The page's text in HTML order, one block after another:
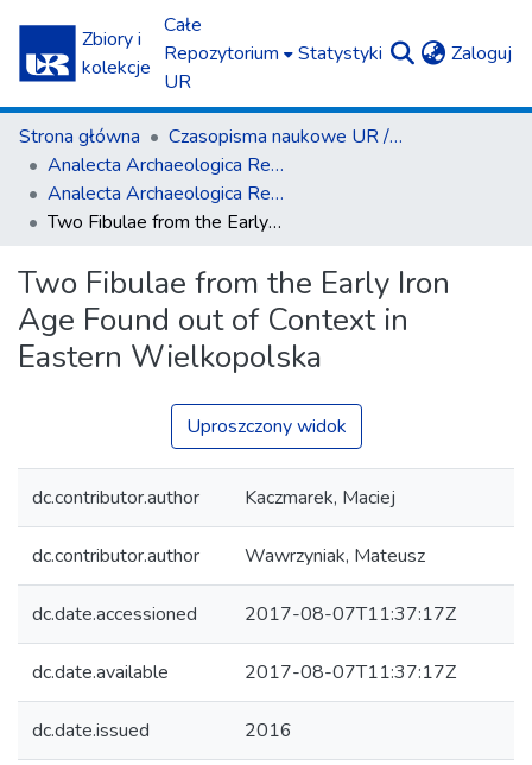
Zbiory i
kolekcje
Całe
Repozytorium
UR
Statystyki Zaloguj
Strona główna
Czasopisma naukowe UR / Scientific Journals
Ana­lecta Archa­eolo­gica Res­so­viensia
Ana­lecta Archa­eolo­gica Res­so­viensia vol. 11 (2016)
Two Fibulae from the Early Iron Age Found out of Context in Eastern Wielkopolska
Two Fibulae from the Early Iron
Age Found out of Context in
Eastern Wielkopolska
Uproszczony widok
dc.contributor.author Kaczmarek, Maciej
dc.contributor.author Wawrzyniak, Mateusz
dc.date.accessioned 2017-08-07T11:37:17Z
dc.date.available 2017-08-07T11:37:17Z
dc.date.issued 2016